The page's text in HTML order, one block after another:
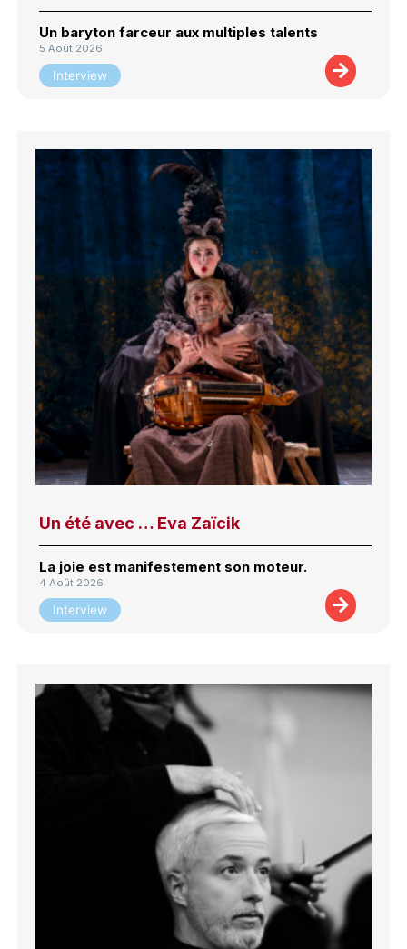
Un baryton farceur aux multiples talents
5 Août 2026
Interview
Un été avec … Eva Zaïcik
La joie est manifestement son moteur.
4 Août 2026
Interview